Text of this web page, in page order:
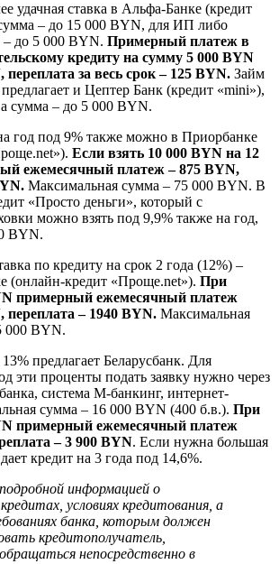
удачная ставка в Альфа-Банке (кредит
– до 15 000 BYN, для ИП либо
до 5 000 BYN. Примерный платеж в
кредиту на сумму 5 000 BYN
переплата за весь срок – 125 BYN. Займ
и Цептер Банк (кредит «mini»),
сумма – до 5 000 BYN.
год под 9% также можно в Приорбанке
Если взять 10 000 BYN на 12
ежемесячный платеж – 875 BYN,
Максимальная сумма – 75 000 BYN. В
«Просто деньги», который с
можно взять под 9,9% также на год,
BYN.
по кредиту на срок 2 года (12%) –
(онлайн-кредит «Проще.net»). При
примерный ежемесячный платеж
переплата – 1940 BYN. Максимальная
000 BYN.
предлагает Беларусбанк. Для
эти проценты подать заявку нужно через
система М-банкинг, интернет-
сумма – 16 000 BYN (400 б.в.). При
примерный ежемесячный платеж
– 3 900 BYN. Если нужна большая
кредит на 3 года под 14,6%.
информацией о
условиях кредитования, а
банка, которым должен
кредитополучатель,
непосредственно в